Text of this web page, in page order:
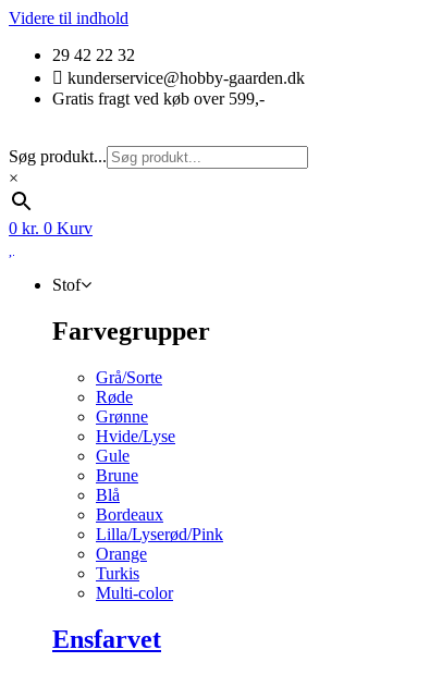
Videre til indhold
29 42 22 32
kunderservice@hobby-gaarden.dk
Gratis fragt ved køb over 599,-
Søg produkt...
×
0 kr. 0 Kurv
Stof
Farvegrupper
Grå/Sorte
Røde
Grønne
Hvide/Lyse
Gule
Brune
Blå
Bordeaux
Lilla/Lyserød/Pink
Orange
Turkis
Multi-color
Ensfarvet